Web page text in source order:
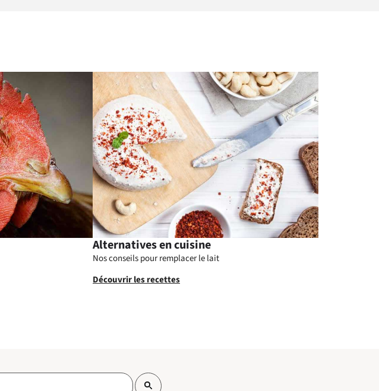
Alternatives en cuisine
Nos conseils pour remplacer le lait
Découvrir les recettes